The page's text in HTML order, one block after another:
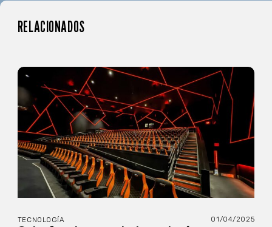
RELACIONADOS
TECNOLOGÍA 01/04/2025